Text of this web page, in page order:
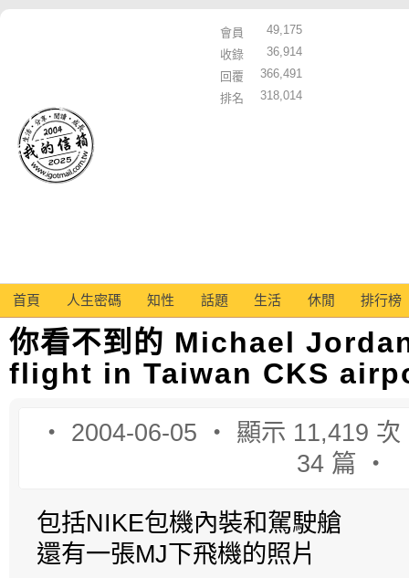
會員
49,175
收錄
36,914
回覆
366,491
排名
318,014
首頁 人生密碼 知性 話題 生活 休閒 排行榜
你看不到的 Michael
flight in Taiwan CKS
‧ 2004-06-05 ‧ 顯示 11,419
34 篇 ‧
包括NIKE包機內裝和駕駛艙
還有一張MJ下飛機的照片